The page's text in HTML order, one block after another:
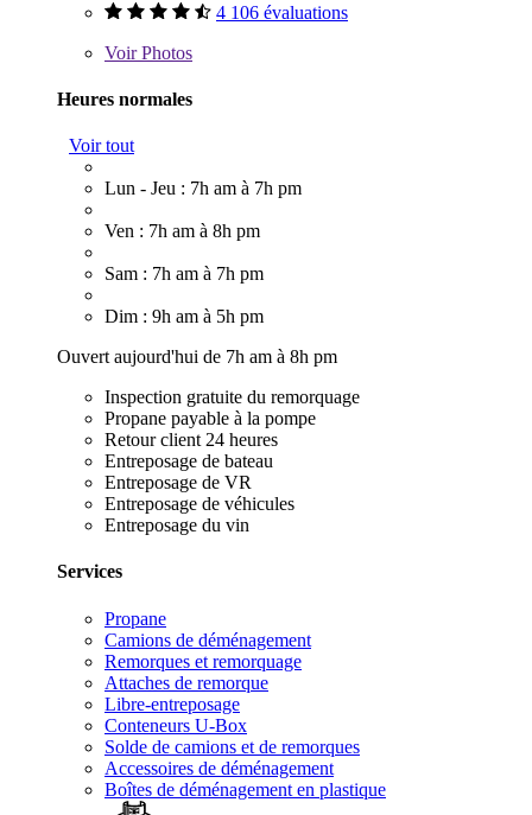
4 106 évaluations
VoirPhotos
Heures normales
Voir tout
Lun - Jeu : 7h am à 7h pm
Ven : 7h am à 8h pm
Sam : 7h am à 7h pm
Dim : 9h am à 5h pm
Ouvert aujourd'hui de 7h am à 8h pm
Inspection gratuite du remorquage
Propane payable à la pompe
Retour client 24 heures
Entreposage de bateau
Entreposage de VR
Entreposage de véhicules
Entreposage du vin
Services
Propane
Camions de déménagement
Remorques et remorquage
Attaches de remorque
Libre-entreposage
Conteneurs U-Box
Solde de camions et de remorques
Accessoires de déménagement
Boîtes de déménagement en plastique